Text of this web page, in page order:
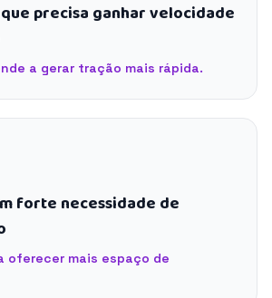
precisa ganhar velocidade
a gerar tração mais rápida.
forte necessidade de
oferecer mais espaço de